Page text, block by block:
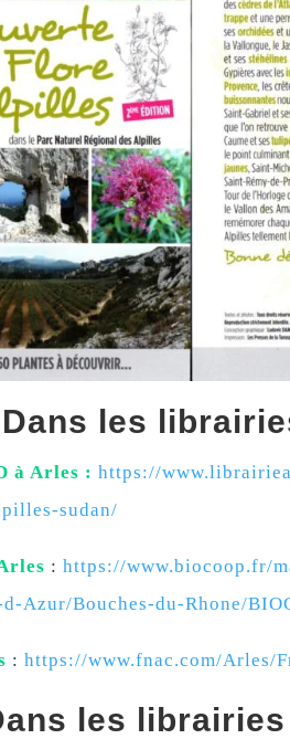
Dans les
à Arles : https://
sudan/
: https://www.biocoop.fr/
Azur/Bouches-du-Rhone/
: https://www.fnac.com/Arles/
les